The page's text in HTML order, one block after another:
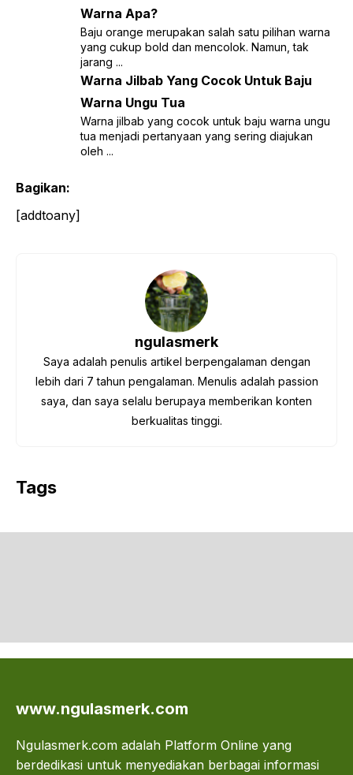
Warna Apa?
Baju orange merupakan salah satu pilihan warna
yang cukup bold dan mencolok. Namun, tak
jarang ...
Warna Jilbab Yang Cocok Untuk Baju
Warna Ungu Tua
Warna jilbab yang cocok untuk baju warna ungu
tua menjadi pertanyaan yang sering diajukan
oleh ...
Bagikan:
[addtoany]
ngulasmerk
Saya adalah penulis artikel berpengalaman dengan
lebih dari 7 tahun pengalaman. Menulis adalah passion
saya, dan saya selalu berupaya memberikan konten
berkualitas tinggi.
Tags
www.ngulasmerk.com
Ngulasmerk.com adalah Platform Online yang
berdedikasi untuk menyediakan berbagai informasi